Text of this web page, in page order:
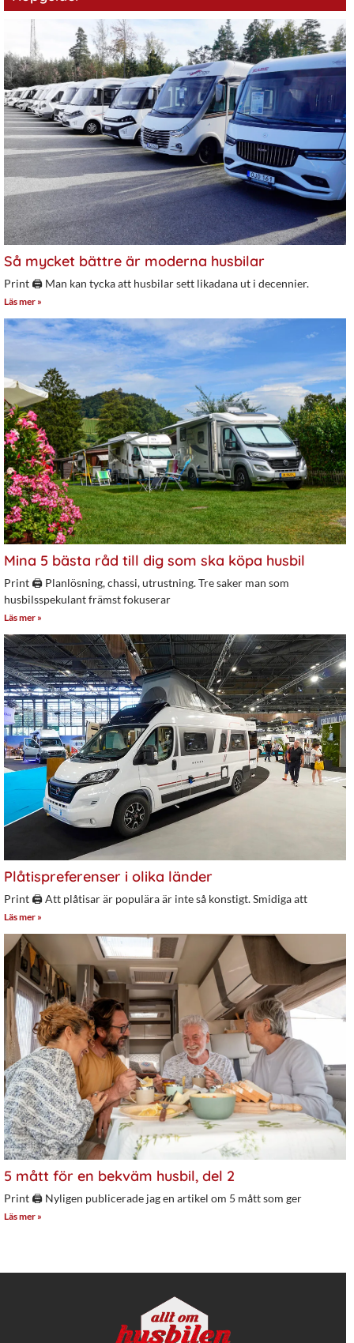
Så mycket bättre är moderna husbilar
Print 🖨 Man kan tycka att husbilar sett likadana ut i decennier.
Läs mer »
Mina 5 bästa råd till dig som ska köpa husbil
Print 🖨 Planlösning, chassi, utrustning. Tre saker man som
husbilsspekulant främst fokuserar
Läs mer »
Plåtispreferenser i olika länder
Print 🖨 Att plåtisar är populära är inte så konstigt. Smidiga att
Läs mer »
5 mått för en bekväm husbil, del 2
Print 🖨 Nyligen publicerade jag en artikel om 5 mått som ger
Läs mer »